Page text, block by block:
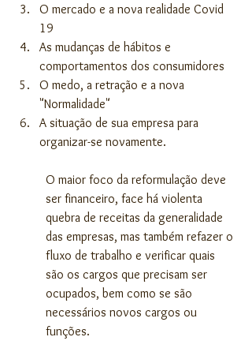
O mercado e a nova realidade Covid
19
As mudanças de hábitos e
comportamentos dos consumidores
O medo, a retração e a nova
"Normalidade"
A situação de sua empresa para
organizar-se novamente.
O maior foco da reformulação deve
ser financeiro, face há violenta
quebra de receitas da generalidade
das empresas, mas também refazer o
fluxo de trabalho e verificar quais
são os cargos que precisam ser
ocupados, bem como se são
necessários novos cargos ou
funções.